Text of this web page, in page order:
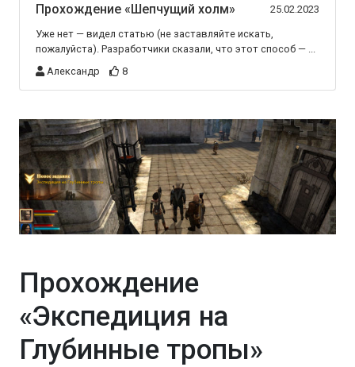
Прохождение
«Экспедиция на
Глубинные тропы»
Прохождение «Шепчущий холм» 25.02.2023
Уже нет — видел статью (не заставляйте искать,
пожалуйста). Разработчики сказали, что этот способ — ...
Александр
8